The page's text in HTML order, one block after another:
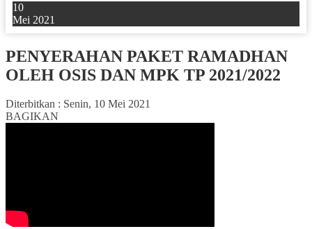
10
Mei 2021
PENYERAHAN PAKET RAMADHAN
OLEH OSIS DAN MPK TP 2021/2022
Diterbitkan : Senin, 10 Mei 2021
BAGIKAN